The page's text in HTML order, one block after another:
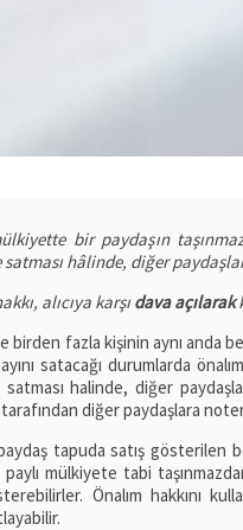
bir paydaşın
satması hâlinde, diğer
alıcıya karşı dava açılarak
birden fazla kişinin aynı anda
satacağı durumlarda
halinde, diğer
diğer paydaşlara
paydaş tapuda satış
mülkiyete tabi
Önalım hakkını